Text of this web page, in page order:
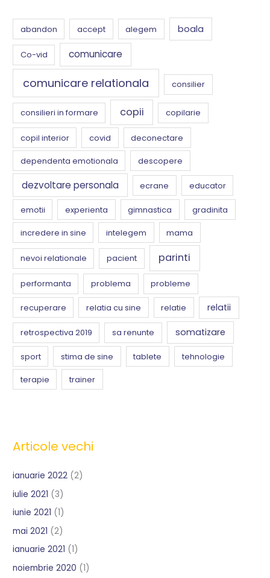
abandon accept alegem boala
Co-vid comunicare
comunicare relationala consilier
consilieri in formare copii copilarie
copil interior covid
deconectare
dependenta emotionala
descopere
dezvoltare personala ecrane educator
emotii experienta gimnastica
gradinita
incredere in sine
intelegem mama
nevoi relationale pacient parinti
performanta problema probleme
recuperare relatia cu sine relatie relatii
retrospectiva 2019 sa renunte somatizare
sport stima de sine tablete
tehnologie
terapie
trainer
Articole vechi
ianuarie 2022 (2)
iulie 2021 (3)
iunie 2021 (1)
mai 2021 (2)
ianuarie 2021 (1)
noiembrie 2020 (1)